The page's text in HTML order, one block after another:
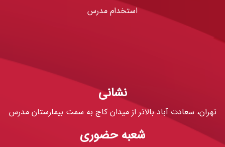
استخدام مدرس
نشانی
تهران، سعادت آباد بالاتر از میدان کاج به سمت بیمارستان مدرس
شعبه حضوری